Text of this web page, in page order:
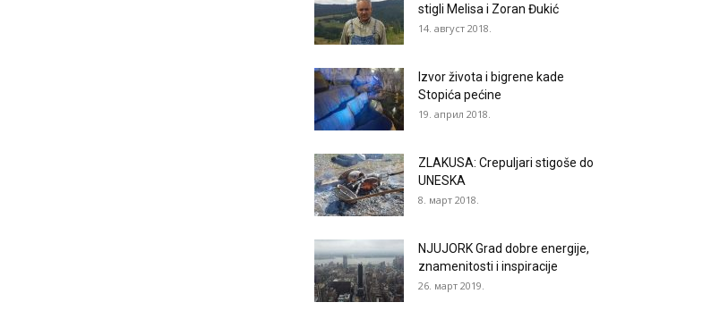
stigli Melisa i Zoran Đukić
14. август 2018.
Izvor života i bigrene kade
Stopića pećine
19. април 2018.
ZLAKUSA: Crepuljari stigoše do
UNESKA
8. март 2018.
NJUJORK Grad dobre energije,
znamenitosti i inspiracije
26. март 2019.